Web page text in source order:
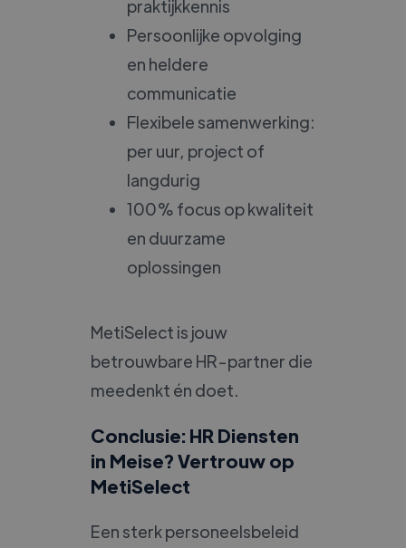
praktijkkennis
Persoonlijke opvolging
en heldere
communicatie
Flexibele samenwerking:
per uur, project of
langdurig
100% focus op kwaliteit
en duurzame
oplossingen
MetiSelect is jouw
betrouwbare HR-partner die
meedenkt én doet.
Conclusie: HR Diensten
in Meise? Vertrouw op
MetiSelect
Een sterk personeelsbeleid